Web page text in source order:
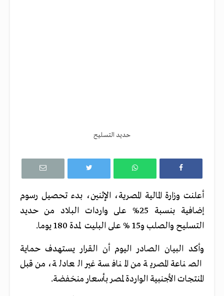
حديد التسليح
أعلنت وزارة المالية المصرية، الإثنين، بدء تحصيل رسوم
إضافية بنسبة 25% على واردات البلاد من حديد
التسليح والصلب و15 % على البليت لمدة 180 يوما.
وأكد البيان الصادر اليوم أن القرار يستهدف حماية
الصناعة المصرية من المنافسة غير العادلة، من قبل
المنتجات الأجنبية الواردة لمصر بأسعار منخفضة.